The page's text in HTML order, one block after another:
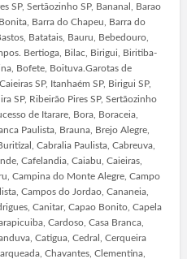
SP, Sertãozinho SP, Bananal, Barao
Barra do Chapeu, Barra do
Batatais, Bauru, Bebedouro,
Bertioga, Bilac, Birigui, Biritiba-
Bofete, Boituva.Garotas de
SP, Itanhaém SP, Birigui SP,
SP, Ribeirão Pires SP, Sertãozinho
de Itarare, Bora, Boraceia,
Paulista, Brauna, Brejo Alegre,
Cabralia Paulista, Cabreuva,
Cafelandia, Caiabu, Caieiras,
Campina do Monte Alegre, Campo
Campos do Jordao, Cananeia,
Canitar, Capao Bonito, Capela
Cardoso, Casa Branca,
Catigua, Cedral, Cerqueira
Chavantes, Clementina,